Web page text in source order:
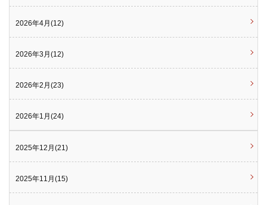
2026年4月(12)
2026年3月(12)
2026年2月(23)
2026年1月(24)
2025年12月(21)
2025年11月(15)